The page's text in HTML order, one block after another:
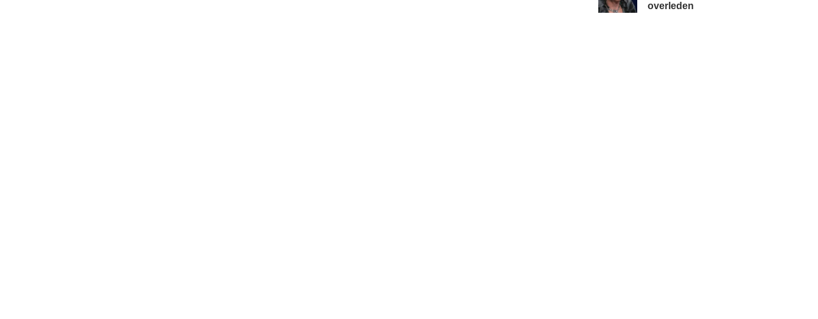
overleden